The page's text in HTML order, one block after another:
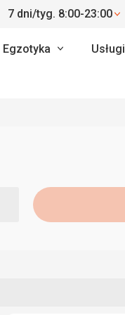
7 dni/tyg. 8:00-23:00
Egzotyka Usługi